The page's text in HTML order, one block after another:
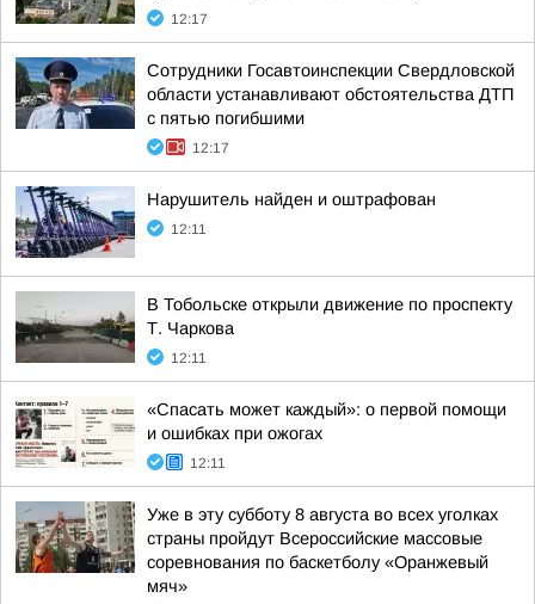
12:17
Сотрудники Госавтоинспекции Свердловской
области устанавливают обстоятельства ДТП
с пятью погибшими
12:17
Нарушитель найден и оштрафован
12:11
В Тобольске открыли движение по проспекту
Т. Чаркова
12:11
«Спасать может каждый»: о первой помощи
и ошибках при ожогах
12:11
Уже в эту субботу 8 августа во всех уголках
страны пройдут Всероссийские массовые
соревнования по баскетболу «Оранжевый
мяч»